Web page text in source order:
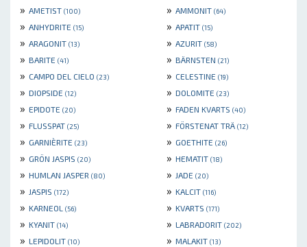
» AMETIST (100) » AMMONIT (64)
» ANHYDRITE (15) » APATIT (15)
» ARAGONIT (13) » AZURIT (58)
» BARITE (41) » BÄRNSTEN (21)
» CAMPO DEL CIELO (23) » CELESTINE (19)
» DIOPSIDE (12) » DOLOMITE (23)
» EPIDOTE (20) » FADEN KVARTS (40)
» FLUSSPAT (25) » FÖRSTENAT TRÄ (12)
» GARNIÈRITE (23) » GOETHITE (26)
» GRÖN JASPIS (20) » HEMATIT (18)
» HUMLAN JASPER (80) » JADE (20)
» JASPIS (172) » KALCIT (116)
» KARNEOL (56) » KVARTS (171)
» KYANIT (14) » LABRADORIT (202)
» LEPIDOLIT (10) » MALAKIT (13)